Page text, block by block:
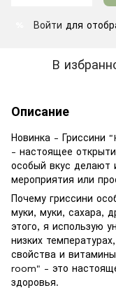
Войти для
В
Описание
Новинка - Гриссини
- настоящее
особый вкус делают
мероприятия или
Почему гриссини
муки, муки, сахара,
этого, я использую
низких
свойства и
room" - это
здоровья.